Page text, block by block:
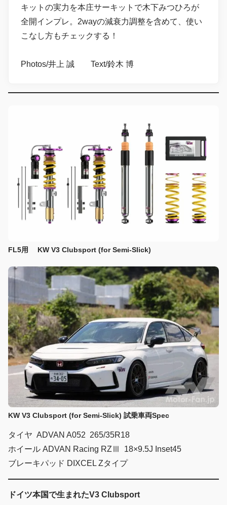
キットの実力を本庄サーキットで木下みつひろが
全開インプレ。2wayの減衰力調整を含めて、使い
こなし方もチェックする！
Photos/井上 誠 Text/鈴木 博
FL5用 KW V3 Clubsport (for Semi-Slick)
KW V3 Clubsport (for Semi-Slick) 試乗車両Spec
タイヤ ADVAN A052 265/35R18
ホイール ADVAN Racing RZⅢ 18×9.5J Inset45
ブレーキパッド DIXCEL Zタイプ
ドイツ本国で生まれたV3 Clubsport